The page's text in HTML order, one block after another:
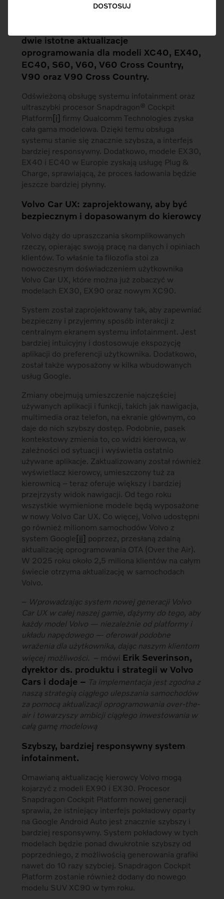
DOSTOSUJ
dwie istotne aktualizacje
oprogramowania dla modeli XC40, EX40,
EC40, S60, V60, V60 Cross Country,
V90 oraz V90 Cross Country.
Odświeżoną obsługę systemu infotainment oraz
ultraszybki procesor Snapdragon® Cockpit
Platform [i] firmy Qualcomm Technologies zyska
cała gama modelowa. Dzięki temu obsługa
systemu stanie się znacznie szybsza, a interfejs
bardziej responsywny. Dodatkowo, modele EX30,
EX40 i EC40 w Europie zyskają usługę Plug &
Charge, sprawiającą, że proces ładowania będzie
jeszcze bardziej płynny.
Volvo Car UX: zaprojektowany, aby być
bezpiecznym i dopasowanym do kierowcy
Volvo dąży do upraszczania skomplikowanych
rzeczy, opierając swoją pracę na danych i opiniach
klientów. To właśnie ta filozofia stoi za
nowoczesnym doświadczeniem użytkownika
Volvo Car UX, które można już zobaczyć w
modelach EX30, EX90 oraz nowym XC90.
System został zaprojektowany tak, aby zapewniać
bezpieczny i przyjemny sposób interakcji z
centralnym ekranem systemu infotainment. Jest
bardziej intuicyjny i dostosowuje ekspozycję
aplikacji do preferencji użytkownika. Dodatkowo,
został także wyposażony w kilka wbudowanych
usług Google.
Zmiany obejmują umieszczenie najczęściej
używanych aplikacji i funkcji, takich jak nawigacja,
multimedia oraz telefon, na ekranie głównym, co
daje do nich szybszy dostęp. Podobnie, pasek
kontekstowy zmienia to, co widzi kierowca, w
zależności od sytuacji i wyświetla ostatnio
używane aplikacje. Zaktualizowany został również
wyświetlacz kierowcy, umieszczony tuż za
kierownicą – teraz oferuje większy i bardziej
przejrzysty widok nawigacji. Od tego roku
wszystkie wymienione modele będą wyposażone
w nowy Volvo Car UX. Co więcej, Volvo udostępni
go również milionom samochodów Volvo z
system Google [ii] poprzez, przesłaną zdalną
aktualizację oprogramowania OTA (Over the Air).
W 2025 roku około 2,5 miliona klientów na całym
świecie otrzyma aktualizację w samochodach
Volvo.
– Wprowadzając system nowej generacji Volvo
Car UX w całej naszej gamie, dążymy do tego, aby
każdy model Volvo — niezależnie od platformy i
układu napędowego — oferował podobne
wrażenia dla użytkownika, dając naszym klientom
więcej możliwości. – mówi Erik Severinson,
dyrektor ds. produktu i strategii w Volvo
Cars i dodaje – Ta implementacja jest zgodna z
naszą strategią ciągłego ulepszania samochodów
za pomocą aktualizacji oprogramowania over-the-
air i towarzyszy ambicji ciągłego inwestowania w
całą gamę modelową
Szybszy, bardziej responsywny system
infotainment.
Omawianą aktualizację kierowcy Volvo mogą
kojarzyć z modeli EX90 i EX30. Procesor
Snapdragon Cockpit Platform nowej generacji
sprawia, że istniejący interfejs pokładowy oparty
na Google Android Auto jest znacznie szybszy i
bardziej responsywny. System pokładowy w tych
modelach będzie ponad dwukrotnie szybszy od
poprzedniego, z możliwością generowania grafiki
nawet do 10 razy szybciej. Snapdragon Cockpit
Platform zostanie również dodany do nowego
modelu SUV XC90 w tym roku.